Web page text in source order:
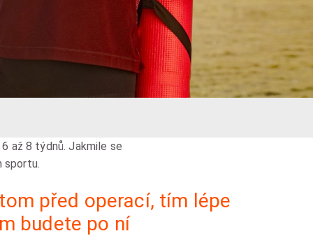
až 8 týdnů. Jakmile se
sportu.
před operací, tím lépe
budete po ní